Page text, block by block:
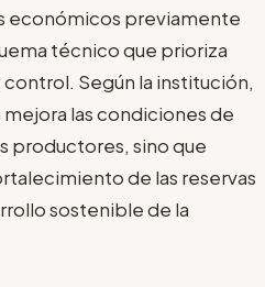
económicos previamente
técnico que prioriza
Según la institución,
las condiciones de
productores, sino que
de las reservas
sostenible de la